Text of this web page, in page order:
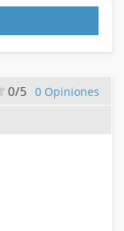
0/5 0 Opiniones